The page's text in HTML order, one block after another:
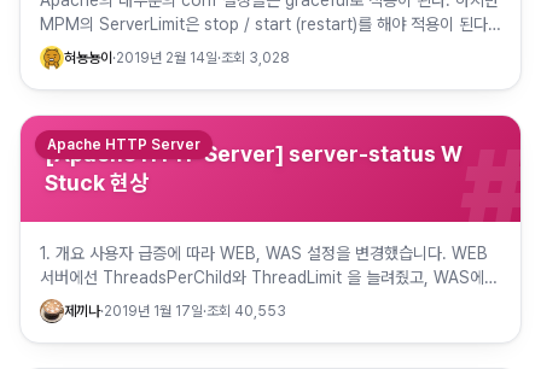
MPM의 ServerLimit은 stop / start (restart)를 해야 적용이 된다.
http://httpd…
혀뇽뇽이 ·2019년 2월 14일·조회 3,028
[Apache HTTP Server] server-status W
Stuck 현상
#
Apache HTTP Server
1. 개요 사용자 급증에 따라 WEB, WAS 설정을 변경했습니다. WEB
서버에선 ThreadsPerChild와 ThreadLimit 을 늘려줬고, WAS에서
도 maxThreads 값을 늘려주었지요…
제끼나·2019년 1월 17일·조회 40,553